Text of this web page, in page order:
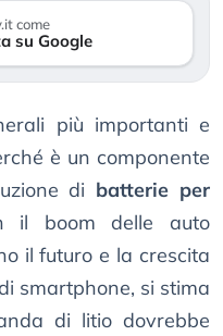
come
su Google
più importanti e
è un componente
di batterie per
il boom delle auto
il futuro e la crescita
smartphone, si stima
di litio dovrebbe